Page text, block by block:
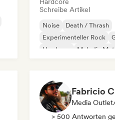
Schreibe Artikel
Noise
Death / Thrash
Experimenteller Rock
Hardcore
Melodic
Media
> 500 Antworten